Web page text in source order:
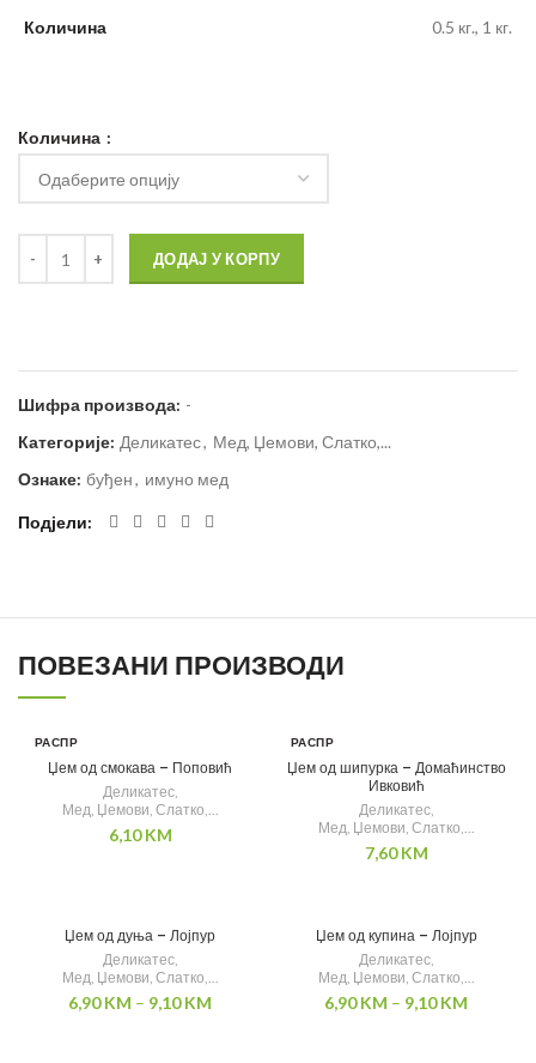
Количина 0.5 кг., 1 кг.
Количина
ДОДАЈ У КОРПУ
Шифра производа: -
Категорије: Деликатес, Мед, Џемови, Слатко,...
Ознаке: буђен, имуно мед
Подјели
ПОВЕЗАНИ ПРОИЗВОДИ
РАСПР
О
Џем од смокава – Поповић
Деликатес,
Мед, Џемови, Слатко,...
6,10KM
РАСПР
О
Џем од шипурка – Домаћинство
Ивковић
Деликатес,
Мед, Џемови, Слатко,...
7,60KM
Џем од дуња – Лојпур
Деликатес,
Мед, Џемови, Слатко,...
6,90KM – 9,10KM
Џем од купина – Лојпур
Деликатес,
Мед, Џемови, Слатко,...
6,90KM – 9,10KM